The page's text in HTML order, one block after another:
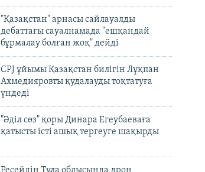
"Қазақстан" арнасы сайлауалды
дебаттағы сауалнамада "ешқандай
бұрмалау болған жоқ" дейді
CPJ ұйымы Қазақстан билігін Лұқпан
Ахмедияровты қудалауды тоқтатуға
үндеді
"Әділ сөз" қоры Динара Егеубаеваға
қатысты істі ашық тергеуге шақырды